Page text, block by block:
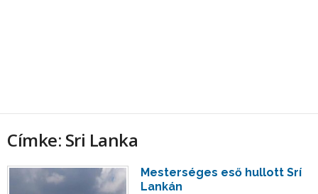
Címke: Sri Lanka
Mesterséges eső hullott Srí
Lankán